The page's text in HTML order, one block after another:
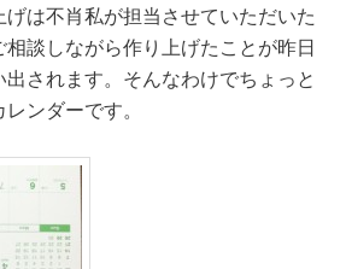
は不肖私が担当させていただいた
談しながら作り上げたことが昨日
されます。そんなわけでちょっと
ンダーです。